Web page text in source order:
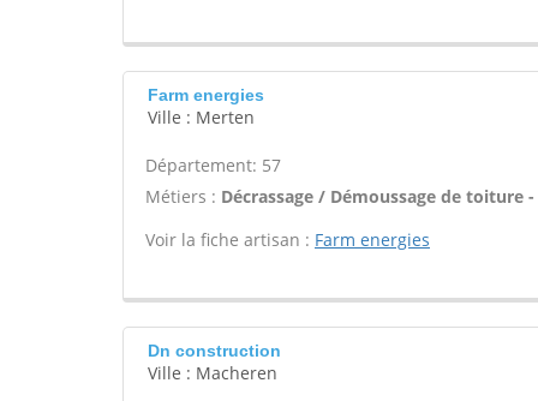
Farm energies
Ville : Merten
Département: 57
Métiers : Décrassage / Démoussage de toiture -
Voir la fiche artisan : Farm energies
Dn construction
Ville : Macheren